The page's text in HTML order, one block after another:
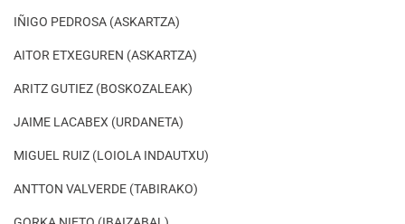
IÑIGO PEDROSA (ASKARTZA)
AITOR ETXEGUREN (ASKARTZA)
ARITZ GUTIEZ (BOSKOZALEAK)
JAIME LACABEX (URDANETA)
MIGUEL RUIZ (LOIOLA INDAUTXU)
ANTTON VALVERDE (TABIRAKO)